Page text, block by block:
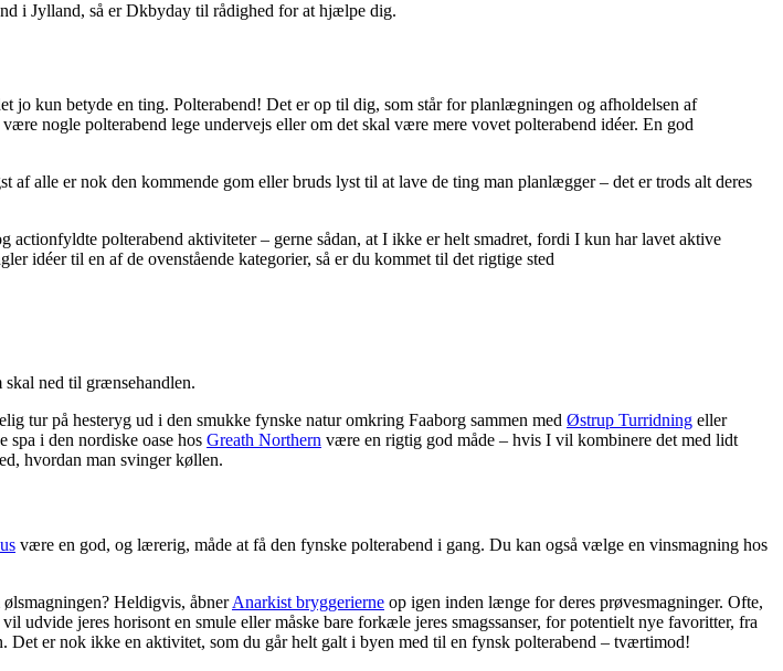
i Jylland, så er Dkbyday til rådighed for at hjælpe dig.
jo kun betyde en ting. Polterabend! Det er op til dig, som står for planlægningen og afholdelsen af
nogle polterabend lege undervejs eller om det skal være mere vovet polterabend idéer. En god
alle er nok den kommende gom eller bruds lyst til at lave de ting man planlægger – det er trods alt deres
polterabend aktiviteter – gerne sådan, at I ikke er helt smadret, fordi I kun har lavet aktive
idéer til en af de ovenstående kategorier, så er du kommet til det rigtige sted
skal ned til grænsehandlen.
tur på hesteryg ud i den smukke fynske natur omkring Faaborg sammen med Østrup Turridning eller
spa i den nordiske oase hos Greath Northern være en rigtig god måde – hvis I vil kombinere det med lidt
hvordan man svinger køllen.
være en god, og lærerig, måde at få den fynske polterabend i gang. Du kan også vælge en vinsmagning hos
Heldigvis, åbnerAnarkist bryggerierne op igen inden længe for deres prøvesmagninger. Ofte,
jeres horisont en smule eller måske bare forkæle jeres smagssanser, for potentielt nye favoritter, fra
Det er nok ikke en aktivitet, som du går helt galt i byen med til en fynsk polterabend – tværtimod!